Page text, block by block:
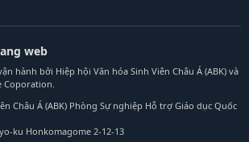
web
hành bởi Hiệp hội Văn hóa Sinh Viên Châu Á (ABK) và
Coporation.
Châu Á (ABK) Phòng Sự nghiệp Hỗ trợ Giáo dục Quốc
ku Honkomagome 2-12-13